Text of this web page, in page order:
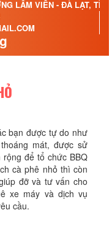
LÂM VIÊN - ĐÀ LẠT,
bạn được tự do như
mát, được sử
để tổ chức BBQ
cà phê nhỏ thì còn
đỡ và tư vấn cho
xe máy và dịch vụ
cầu.